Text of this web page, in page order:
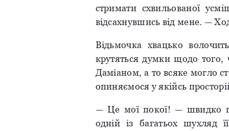
стримати схвильованої
відсахнувшись від мене. —
Відьмочка хвацько
крутяться думки щодо того,
Даміаном, а то всяке могло
опиняємося у якійсь
— Це мої покої! — швидко
одній із багатьох шухляд